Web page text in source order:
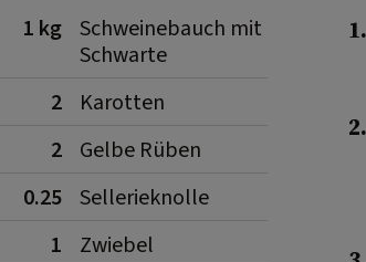
1 kg Schweinebauch mit
Schwarte
2
Karotten
2
Gelbe Rüben
0.25 Sellerieknolle
1
Zwiebel